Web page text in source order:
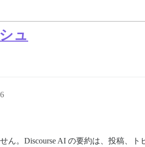
ュ
ん。Discourse AI の要約は、投稿、